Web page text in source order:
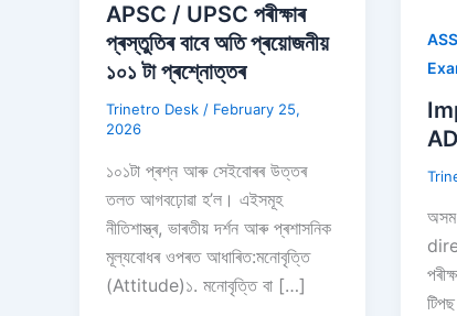
APSC / UPSC পৰীক্ষাৰ
প্ৰস্তুতিৰ বাবে অতি প্ৰয়োজনীয়
১০১ টা প্ৰশ্নোত্তৰ
Trinetro Desk / February 25,
2026
১০১টা প্ৰশ্ন আৰু সেইবোৰৰ উত্তৰ
তলত আগবঢ়োৱা হ’ল। এইসমূহ
নীতিশাস্ত্ৰ, ভাৰতীয় দৰ্শন আৰু প্ৰশাসনিক
মূল্যবোধৰ ওপৰত আধাৰিত:মনোবৃত্তি
(Attitude)১. মনোবৃত্তি বা […]